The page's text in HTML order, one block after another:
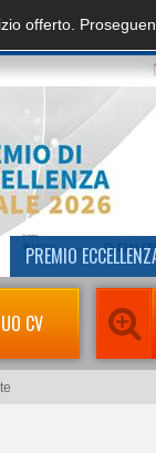
PREMIO
CV
offerto.